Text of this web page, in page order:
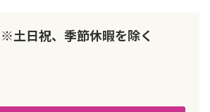
土日祝、季節休暇を除く